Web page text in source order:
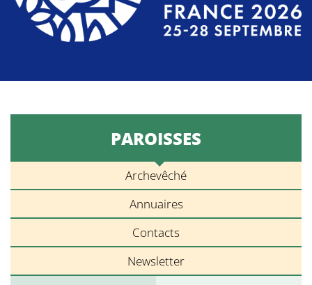
PAROISSES
Archevêché
Annuaires
Contacts
Newsletter